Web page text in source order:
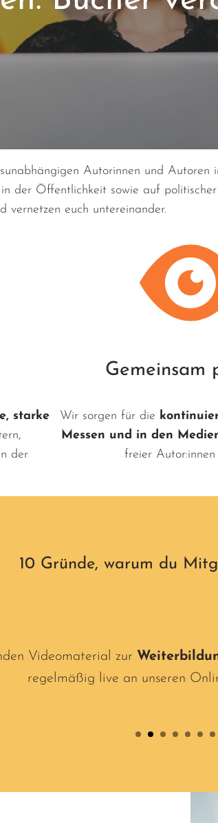
Autorinnen und
der Öffentlichkeit sowie auf
vernetzen euch untereinander.
starke
der
Gemeinsam
Wir sorgen für die
Messen und in den
freier
10 Gründe, warum du
Videomaterial zur
regelmäßig live an unseren